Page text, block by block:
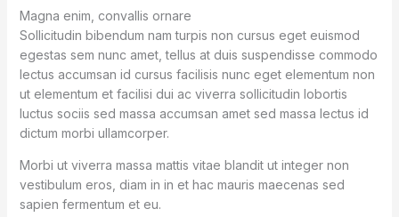
Magna enim, convallis ornare
Sollicitudin bibendum nam turpis non cursus eget euismod
egestas sem nunc amet, tellus at duis suspendisse commodo
lectus accumsan id cursus facilisis nunc eget elementum non
ut elementum et facilisi dui ac viverra sollicitudin lobortis
luctus sociis sed massa accumsan amet sed massa lectus id
dictum morbi ullamcorper.
Morbi ut viverra massa mattis vitae blandit ut integer non
vestibulum eros, diam in in et hac mauris maecenas sed
sapien fermentum et eu.